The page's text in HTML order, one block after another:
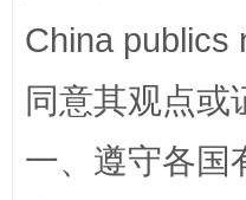
China publics
同意其观点或
一、遵守各国